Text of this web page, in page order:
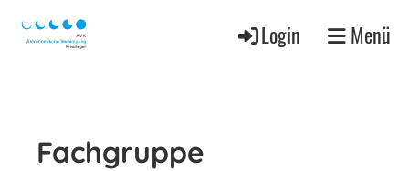
Login Menü
Fachgruppe